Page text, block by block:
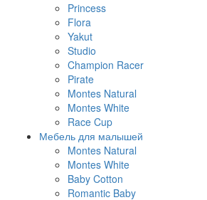
Princess
Flora
Yakut
Studio
Champion Racer
Pirate
Montes Natural
Montes White
Race Cup
Мебель для малышей
Montes Natural
Montes White
Baby Cotton
Romantic Baby